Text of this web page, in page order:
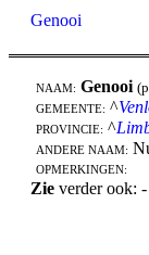
Genooi
NAAM: Genooi
GEMEENTE: ^
PROVINCIE: ^
ANDERE NAAM:
OPMERKINGEN:
Zie verder ook: -